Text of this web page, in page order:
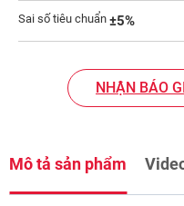
Sai số tiêu chuẩn ±5%
NHẬN BÁO
Mô tả sản phẩm